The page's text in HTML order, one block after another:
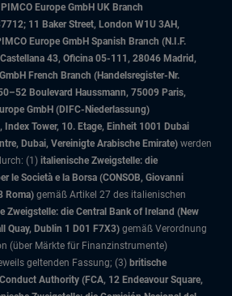
Europe GmbH UK Branch
11 Baker Street, London W1U 3AH,
Europe GmbH Spanish Branch (N.I.F.
43, Oficina 05-111, 28046 Madrid,
French Branch (Handelsregister-Nr.
Boulevard Haussmann, 75009 Paris,
GmbH (DIFC-Niederlassung)
Index Tower, 10. Etage, Einheit 1001 Dubai
Dubai, Vereinigte Arabische Emirate) werden
(1) italienische Zweigstelle: die
le Società e la Borsa (CONSOB, Giovanni
Roma) gemäß Artikel 27 des italienischen
Zweigstelle: die Central Bank of Ireland (New
Quay, Dublin 1 D01 F7X3) gemäß Verordnung
(über Märkte für Finanzinstrumente)
geltenden Fassung; (3) britische
Authority (FCA, 12 Endeavour Square,